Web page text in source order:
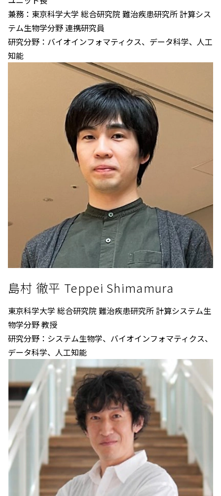
兼務：東京科学大学 総合研究院 難治疾患研究所 計算シス
テム生物学分野 連携研究員
研究分野：バイオインフォマティクス、データ科学、人工
知能
島村 徹平 Teppei Shimamura
東京科学大学 総合研究院 難治疾患研究所 計算システム生
物学分野 教授
研究分野：システム生物学、バイオインフォマティクス、
データ科学、人工知能